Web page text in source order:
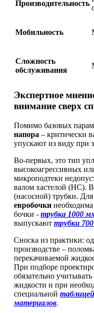
Производительность
Мобильность
Сложность
обслуживания
Экспертное
внимание сверх
Помимо базовых
напора – критически
упускают из виду при
Во-первых, это тип
высокоагрессивных
микроподтеки
валом хастелой (НС).
(насосной) трубки.
евробочки необходима
бочки - трубка 1000
выпускают трубки 700
Сноска из практики:
производстве –
перекачиваемой
При подборе
обязательно
жидкости и при
специальной
материалов.